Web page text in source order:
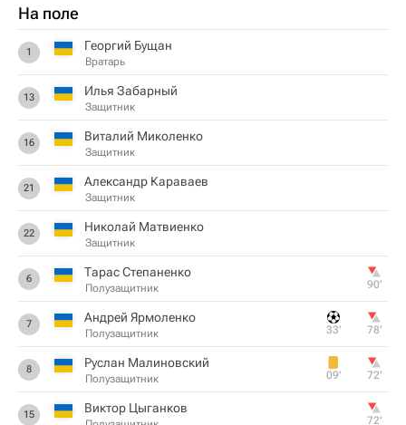
На поле
1 Георгий Бущан
Вратарь
13 Илья Забарный
Защитник
16 Виталий Миколенко
Защитник
21 Александр Караваев
Защитник
22 Николай Матвиенко
Защитник
6 Тарас Степаненко
Полузащитник 90‎’‎
7 Андрей Ярмоленко
Полузащитник 33‎’‎ 78‎’‎
8 Руслан Малиновский
Полузащитник 09‎’‎ 72‎’‎
15 Виктор Цыганков
72‎’‎